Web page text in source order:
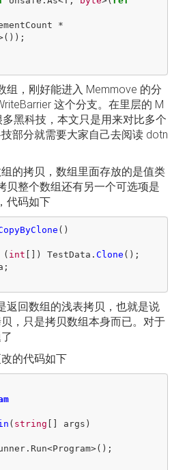
*
组，刚好能进入 Memmove 的分
这个分支。在里层的 M
黑科技，本文只是用来对比多个
部分就需要大家自己去阅读 dotn
的拷贝，数组里面存放的是值类
贝整个数组还有另一个可选项是
代码如下
()
( int []) TestData . Clone ();
;
返回数组的浅表拷贝，也就是说
，只是拷贝数组本身而已。对于
的代码如下
( string args )
. Run<Program>();